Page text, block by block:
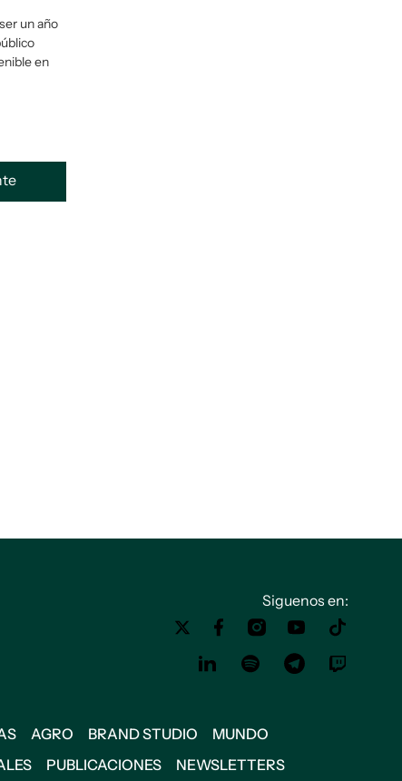
un año
en
Siguenos en:
AGRO BRAND STUDIO
MUNDO
PUBLICACIONES NEWSLETTERS